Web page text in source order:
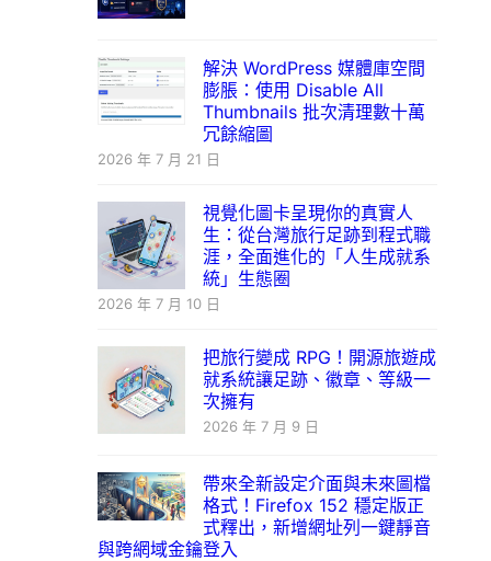
解決 WordPress 媒體庫空間
膨脹：使用 Disable All
Thumbnails 批次清理數十萬
冗餘縮圖
2026 年 7 月 21 日
視覺化圖卡呈現你的真實人
生：從台灣旅行足跡到程式職
涯，全面進化的「人生成就系
統」生態圈
2026 年 7 月 10 日
把旅行變成 RPG！開源旅遊成
就系統讓足跡、徽章、等級一
次擁有
2026 年 7 月 9 日
帶來全新設定介面與未來圖檔
格式！Firefox 152 穩定版正
式釋出，新增網址列一鍵靜音
與跨網域金鑰登入